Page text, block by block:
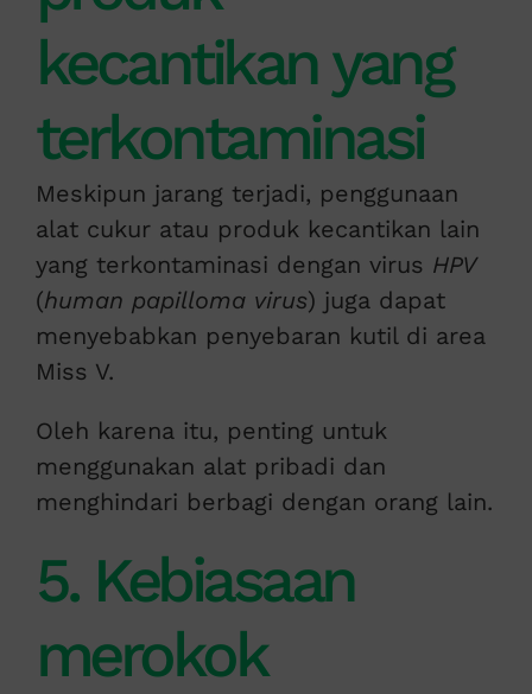
kecantikan yang
terkontaminasi
Meskipun jarang terjadi, penggunaan
alat cukur atau produk kecantikan lain
yang terkontaminasi dengan virus HPV
(human papilloma virus) juga dapat
menyebabkan penyebaran kutil di area
Miss V.
Oleh karena itu, penting untuk
menggunakan alat pribadi dan
menghindari berbagi dengan orang lain.
5. Kebiasaan
merokok